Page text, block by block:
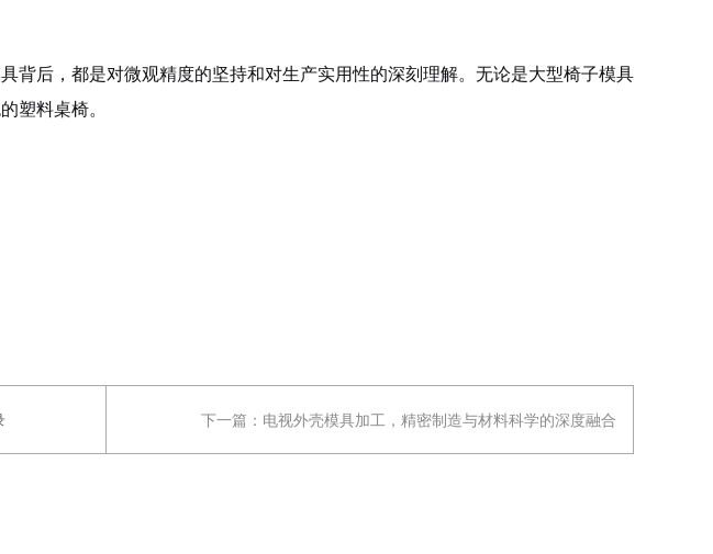
背后，都是对微观精度的坚持和对生产实用性的深刻理解。无论是大型椅子模具
塑料桌椅。
下一篇： 电视外壳模具加工，精密制造与材料科学的深度融合